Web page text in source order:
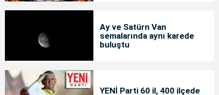
Ay ve Satürn Van
semalarında aynı karede
buluştu
YENİ Parti 60 il, 400 ilçede